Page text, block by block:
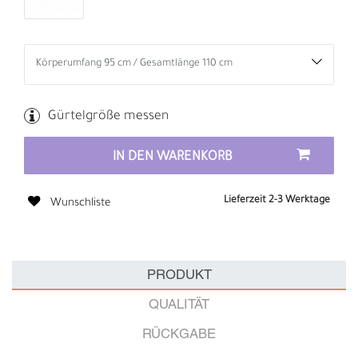
Gürtelgröße messen
IN DEN WARENKORB
Wunschliste Lieferzeit 2-3 Werktage
PRODUKT
QUALITÄT
RÜCKGABE